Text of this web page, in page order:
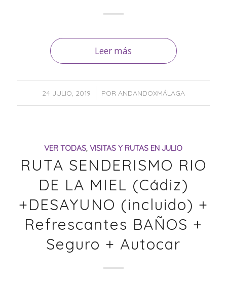
Leer más
24 JULIO, 2019
/ POR ANDANDOXMÁLAGA
VER TODAS,VISITAS Y RUTAS EN JULIO
RUTA SENDERISMO RIO
DE LA MIEL (Cádiz)
+DESAYUNO (incluido) +
Refrescantes BAÑOS +
Seguro + Autocar